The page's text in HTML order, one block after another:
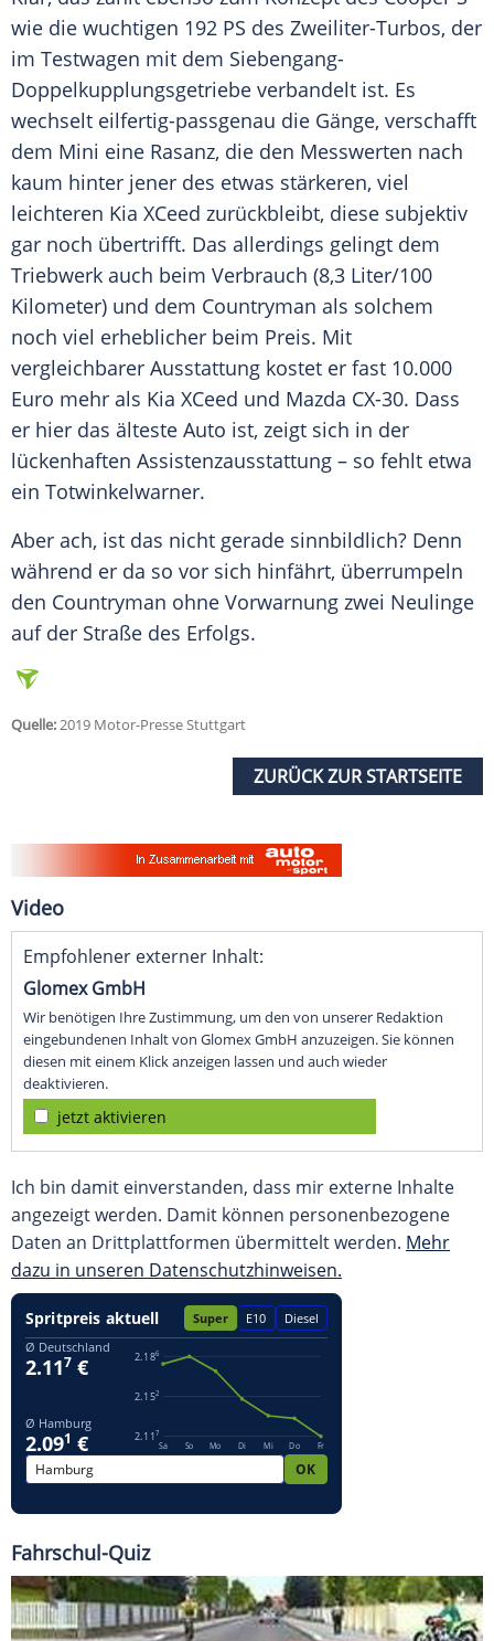
wie die wuchtigen 192 PS des Zweiliter-Turbos, der
im Testwagen mit dem Siebengang-
Doppelkupplungsgetriebe verbandelt ist. Es
wechselt eilfertig-passgenau die Gänge, verschafft
dem Mini eine Rasanz, die den Messwerten nach
kaum hinter jener des etwas stärkeren, viel
leichteren Kia XCeed zurückbleibt, diese subjektiv
gar noch übertrifft. Das allerdings gelingt dem
Triebwerk auch beim Verbrauch (8,3 Liter/100
Kilometer) und dem Countryman als solchem
noch viel erheblicher beim Preis. Mit
vergleichbarer Ausstattung kostet er fast 10.000
Euro mehr als Kia XCeed und Mazda CX-30. Dass
er hier das älteste Auto ist, zeigt sich in der
lückenhaften Assistenzausstattung – so fehlt etwa
ein Totwinkelwarner.
Aber ach, ist das nicht gerade sinnbildlich? Denn
während er da so vor sich hinfährt, überrumpeln
den Countryman ohne Vorwarnung zwei Neulinge
auf der Straße des Erfolgs.
Quelle:2019 Motor-Presse Stuttgart
ZURÜCK ZUR STARTSEITE
Video
Empfohlener externer Inhalt:
Glomex GmbH
Wir benötigen Ihre Zustimmung, um den von unserer Redaktion
eingebundenen Inhalt von Glomex GmbH anzuzeigen. Sie können
diesen mit einem Klick anzeigen lassen und auch wieder
deaktivieren.
jetzt aktivieren
Ich bin damit einverstanden, dass mir externe Inhalte
angezeigt werden. Damit können personenbezogene
Daten an Drittplattformen übermittelt werden. Mehr
dazu in unseren Datenschutzhinweisen.
Fahrschul-Quiz